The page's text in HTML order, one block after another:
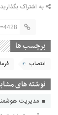
به اشتراک
برچسب ها
انتصاب
نوشته های
مدیریت